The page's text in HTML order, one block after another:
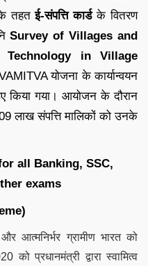
तहतई-संपत्ति कार्डके वितरण
Survey of Villages and
Technology in Village
योजना के कार्यान्वयन
किया गया। आयोजन के दौरान
लाख संपत्ति मालिकों को उनके
all Banking, SSC,
exams
आत्मनिर्भर ग्रामीण भारत को
प्रधानमंत्री द्वारा स्वामित्व